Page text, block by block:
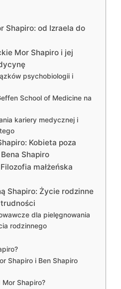
Shapiro: od Izraela do
Mor Shapiro i jej
psychobiologii i
School of Medicine na
kariery medycznej i
Kobieta poza
Shapiro
małżeńska
Shapiro: Życie rodzinne
dla pielęgnowania
rodzinnego
Shapiro i Ben Shapiro
Shapiro?